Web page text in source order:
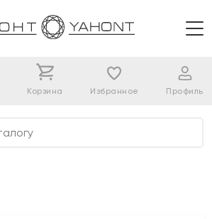
Корзина Избранное Профиль